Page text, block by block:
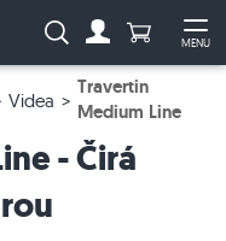
MENU
Vyhledávání:Počet
Videa
Travertin
Medium Line
- Čirá